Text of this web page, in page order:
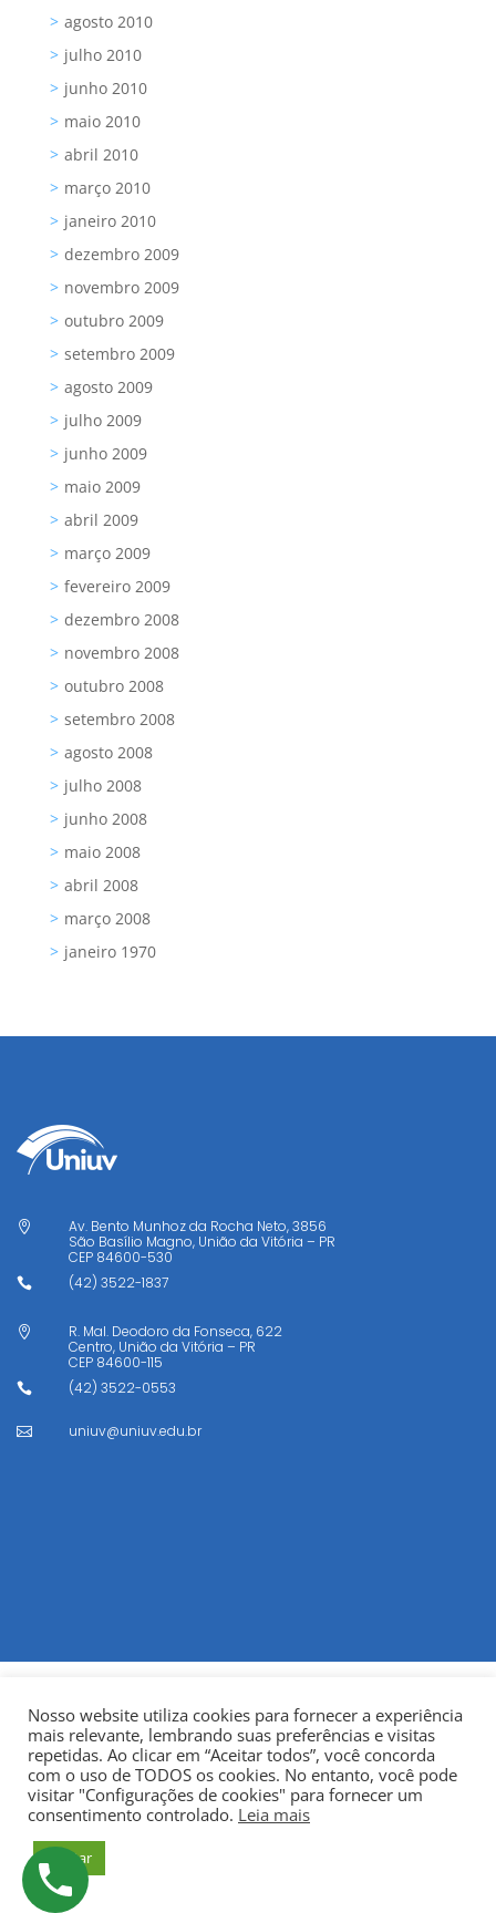
agosto 2010
julho 2010
junho 2010
maio 2010
abril 2010
março 2010
janeiro 2010
dezembro 2009
novembro 2009
outubro 2009
setembro 2009
agosto 2009
julho 2009
junho 2009
maio 2009
abril 2009
março 2009
fevereiro 2009
dezembro 2008
novembro 2008
outubro 2008
setembro 2008
agosto 2008
julho 2008
junho 2008
maio 2008
abril 2008
março 2008
janeiro 1970

Av. Bento Munhoz da Rocha Neto, 3856
São Basílio Magno, União da Vitória – PR
CEP 84600-530
 (42) 3522-1837

R. Mal. Deodoro da Fonseca, 622
Centro, União da Vitória – PR
CEP 84600-115
 (42) 3522-0553
 uniuv@uniuv.edu.br
© Copyright 2022Fundação Municipal Centro Universitário
da Cidade de União da Vitória – UNIUV
Nosso website utiliza cookies para fornecer a experiência
mais relevante, lembrando suas preferências e visitas
repetidas. Ao clicar em “Aceitar todos”, você concorda
com o uso de TODOS os cookies. No entanto, você pode
visitar "Configurações de cookies" para fornecer um
consentimento controlado. Leia mais
Aceitar